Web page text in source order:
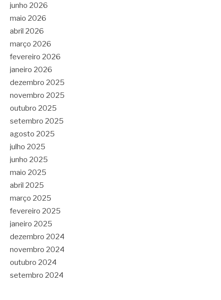
junho 2026
maio 2026
abril 2026
março 2026
fevereiro 2026
janeiro 2026
dezembro 2025
novembro 2025
outubro 2025
setembro 2025
agosto 2025
julho 2025
junho 2025
maio 2025
abril 2025
março 2025
fevereiro 2025
janeiro 2025
dezembro 2024
novembro 2024
outubro 2024
setembro 2024